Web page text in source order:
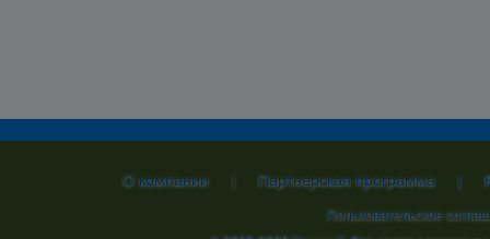
О компании | Партнерская программа |
Пользовательское